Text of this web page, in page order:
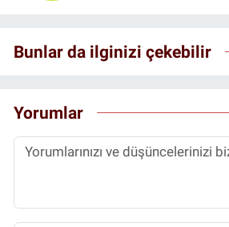
Bunlar da ilginizi çekebilir
Yorumlar